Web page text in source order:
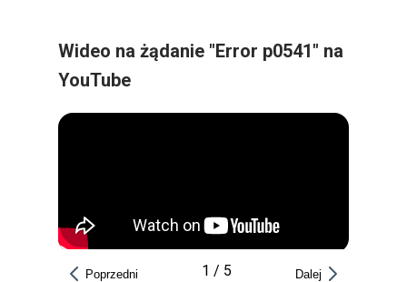
Wideo na żądanie "Error p0541" na
YouTube
Poprzedni 1 / 5 Dalej